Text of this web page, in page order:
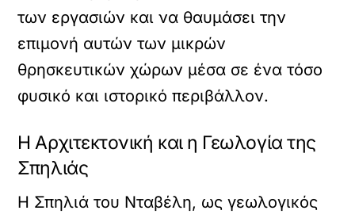
των εργασιών και να θαυμάσει την
επιμονή αυτών των μικρών
θρησκευτικών χώρων μέσα σε ένα τόσο
φυσικό και ιστορικό περιβάλλον.
Η Αρχιτεκτονική και η Γεωλογία της
Σπηλιάς
Η Σπηλιά του Νταβέλη, ως γεωλογικός